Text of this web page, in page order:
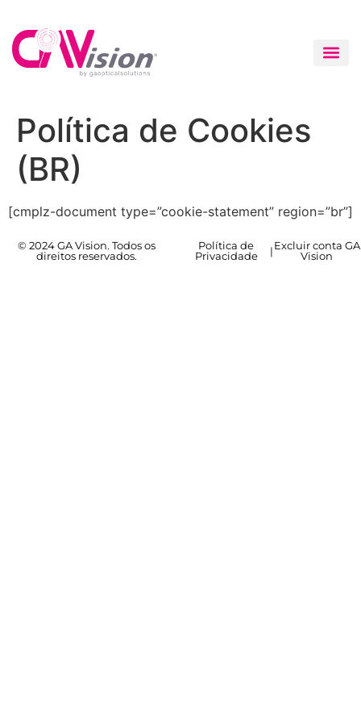
Política de Cookies
(BR)
[cmplz-document type=”cookie-statement” region=”br”]
Excluir conta GA
Vision
|
Política de
Privacidade
© 2024 GA Vision. Todos os
direitos reservados.